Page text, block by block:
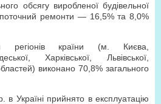
обсягу виробленої будівельної
поточний ремонти — 16,5% та 8,0%
регіонів країни (м. Києва,
Харківської, Львівської,
виконано 70,8% загального
в Україні прийнято в експлуатацію